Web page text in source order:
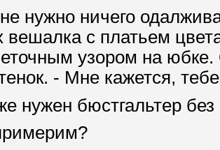
нужно ничего
вешалка с платьем
узором на
- Мне кажется,
нужен бюстгальтер без